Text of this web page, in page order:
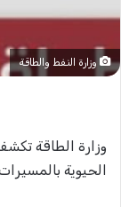
وزارة النفط والطاقة
وزارة الطاقة
الحيوية